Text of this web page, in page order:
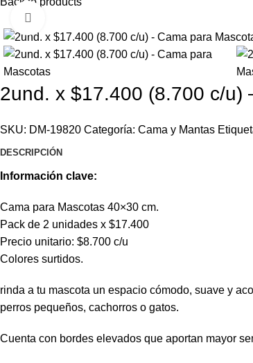
2und. x $17.400 (8.700 c/u)
SKU: DM-19820 Categoría: Cama y Mantas
DESCRIPCIÓN
Información clave:
Cama para Mascotas 40×30 cm.
Pack de 2 unidades x $17.400
Precio unitario: $8.700 c/u
Colores surtidos.
rinda a tu mascota un espacio cómodo, suave y
perros pequeños, cachorros o gatos.
Cuenta con bordes elevados que aportan mayor